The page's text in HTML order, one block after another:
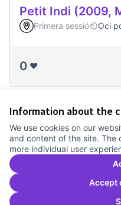
Information about the
We use cookies on our
and content of the site. The
more individual user
Accept
Petit Indi (2009,
Primera sessió Oci
0 ❤️
Cookie settings
Comunitat Canòdrom at
(External link)
Comunitat Canòdrom at
(External link)
Comunitat Canòdrom at
(External link)
English
Triar la llenguaElegir el idioma